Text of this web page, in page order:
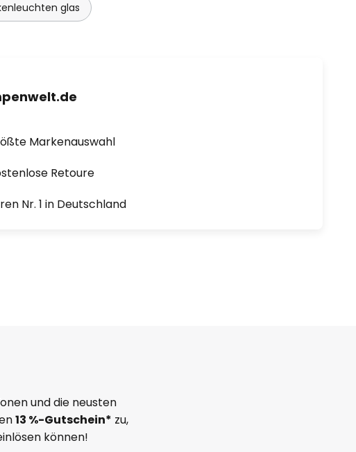
glas
Markenauswahl
Retoure
Nr. 1 in Deutschland
und die neusten
13 %-Gutschein* zu,
können!